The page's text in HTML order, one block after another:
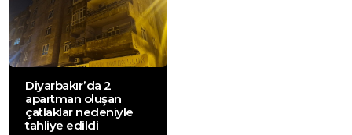
Diyarbakır’da 2
apartman oluşan
çatlaklar nedeniyle
tahliye edildi